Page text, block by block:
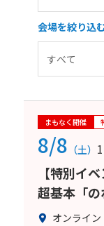
会場を絞り込
まもなく開催
8/8 （土）
【特別イ
超基本「
オンライン